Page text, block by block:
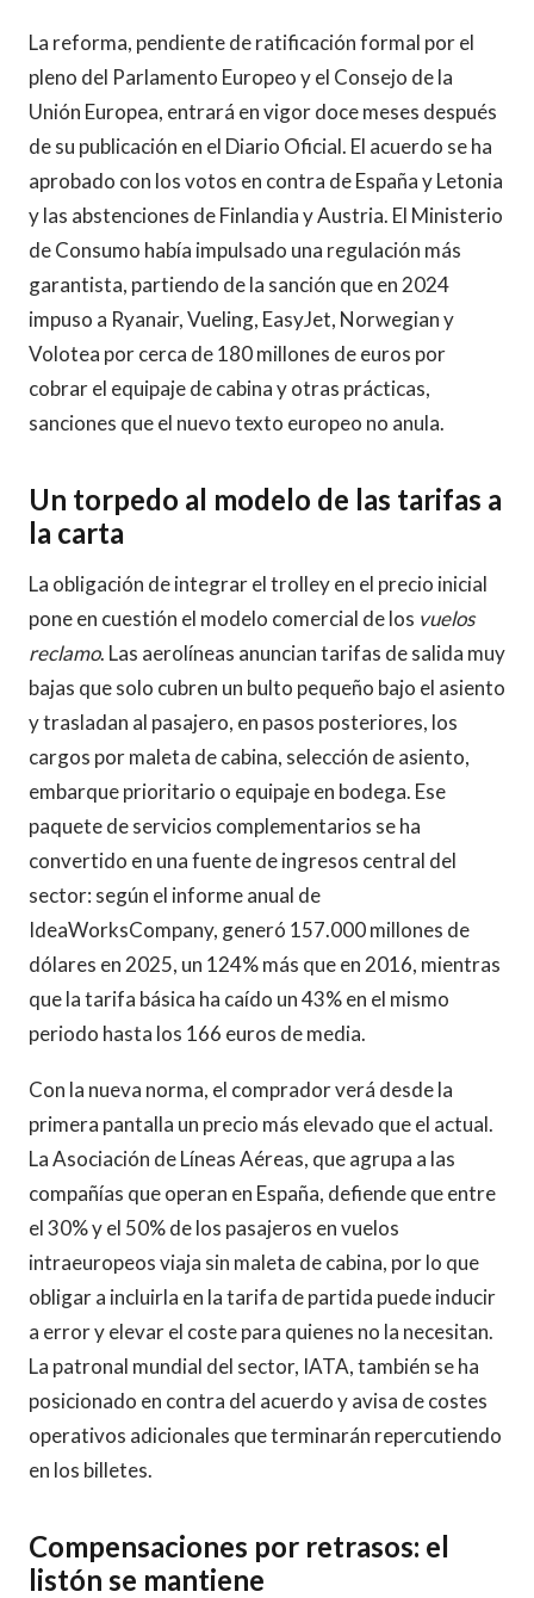
La reforma, pendiente de ratificación formal por el
pleno del Parlamento Europeo y el Consejo de la
Unión Europea, entrará en vigor doce meses después
de su publicación en el Diario Oficial. El acuerdo se ha
aprobado con los votos en contra de España y Letonia
y las abstenciones de Finlandia y Austria. El Ministerio
de Consumo había impulsado una regulación más
garantista, partiendo de la sanción que en 2024
impuso a Ryanair, Vueling, EasyJet, Norwegian y
Volotea por cerca de 180 millones de euros por
cobrar el equipaje de cabina y otras prácticas,
sanciones que el nuevo texto europeo no anula.
Un torpedo al modelo de las tarifas a
la carta
La obligación de integrar el trolley en el precio inicial
pone en cuestión el modelo comercial de los vuelos
reclamo. Las aerolíneas anuncian tarifas de salida muy
bajas que solo cubren un bulto pequeño bajo el asiento
y trasladan al pasajero, en pasos posteriores, los
cargos por maleta de cabina, selección de asiento,
embarque prioritario o equipaje en bodega. Ese
paquete de servicios complementarios se ha
convertido en una fuente de ingresos central del
sector: según el informe anual de
IdeaWorksCompany, generó 157.000 millones de
dólares en 2025, un 124% más que en 2016, mientras
que la tarifa básica ha caído un 43% en el mismo
periodo hasta los 166 euros de media.
Con la nueva norma, el comprador verá desde la
primera pantalla un precio más elevado que el actual.
La Asociación de Líneas Aéreas, que agrupa a las
compañías que operan en España, defiende que entre
el 30% y el 50% de los pasajeros en vuelos
intraeuropeos viaja sin maleta de cabina, por lo que
obligar a incluirla en la tarifa de partida puede inducir
a error y elevar el coste para quienes no la necesitan.
La patronal mundial del sector, IATA, también se ha
posicionado en contra del acuerdo y avisa de costes
operativos adicionales que terminarán repercutiendo
en los billetes.
Compensaciones por retrasos: el
listón se mantiene